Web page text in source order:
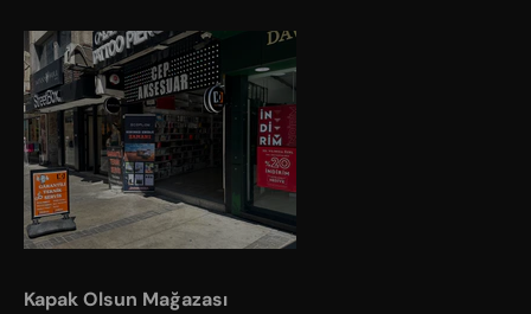
Kapak Olsun Mağazası